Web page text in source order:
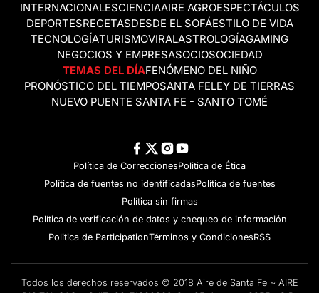
INTERNACIONALESCIENCIAAIRE AGROESPECTÁCULOS
DEPORTESRECETASDESDE EL SOFÁESTILO DE VIDA
TECNOLOGÍATURISMOVIRALASTROLOGÍAGAMING
NEGOCIOS Y EMPRESASOCIOSOCIEDAD
TEMAS DEL DÍAFENÓMENO DEL NIÑO
PRONÓSTICO DEL TIEMPOSANTA FELEY DE TIERRAS
NUEVO PUENTE SANTA FE - SANTO TOMÉ
Política de CorreccionesPolitica de Ética
Política de fuentes no identificadasPolítica de fuentes
Política sin firmas
Política de verificación de datos y chequeo de información
Politica de ParticipationTérminos y CondicionesRSS
Todos los derechos reservados © 2018 Aire de Santa Fe ~ AIRE